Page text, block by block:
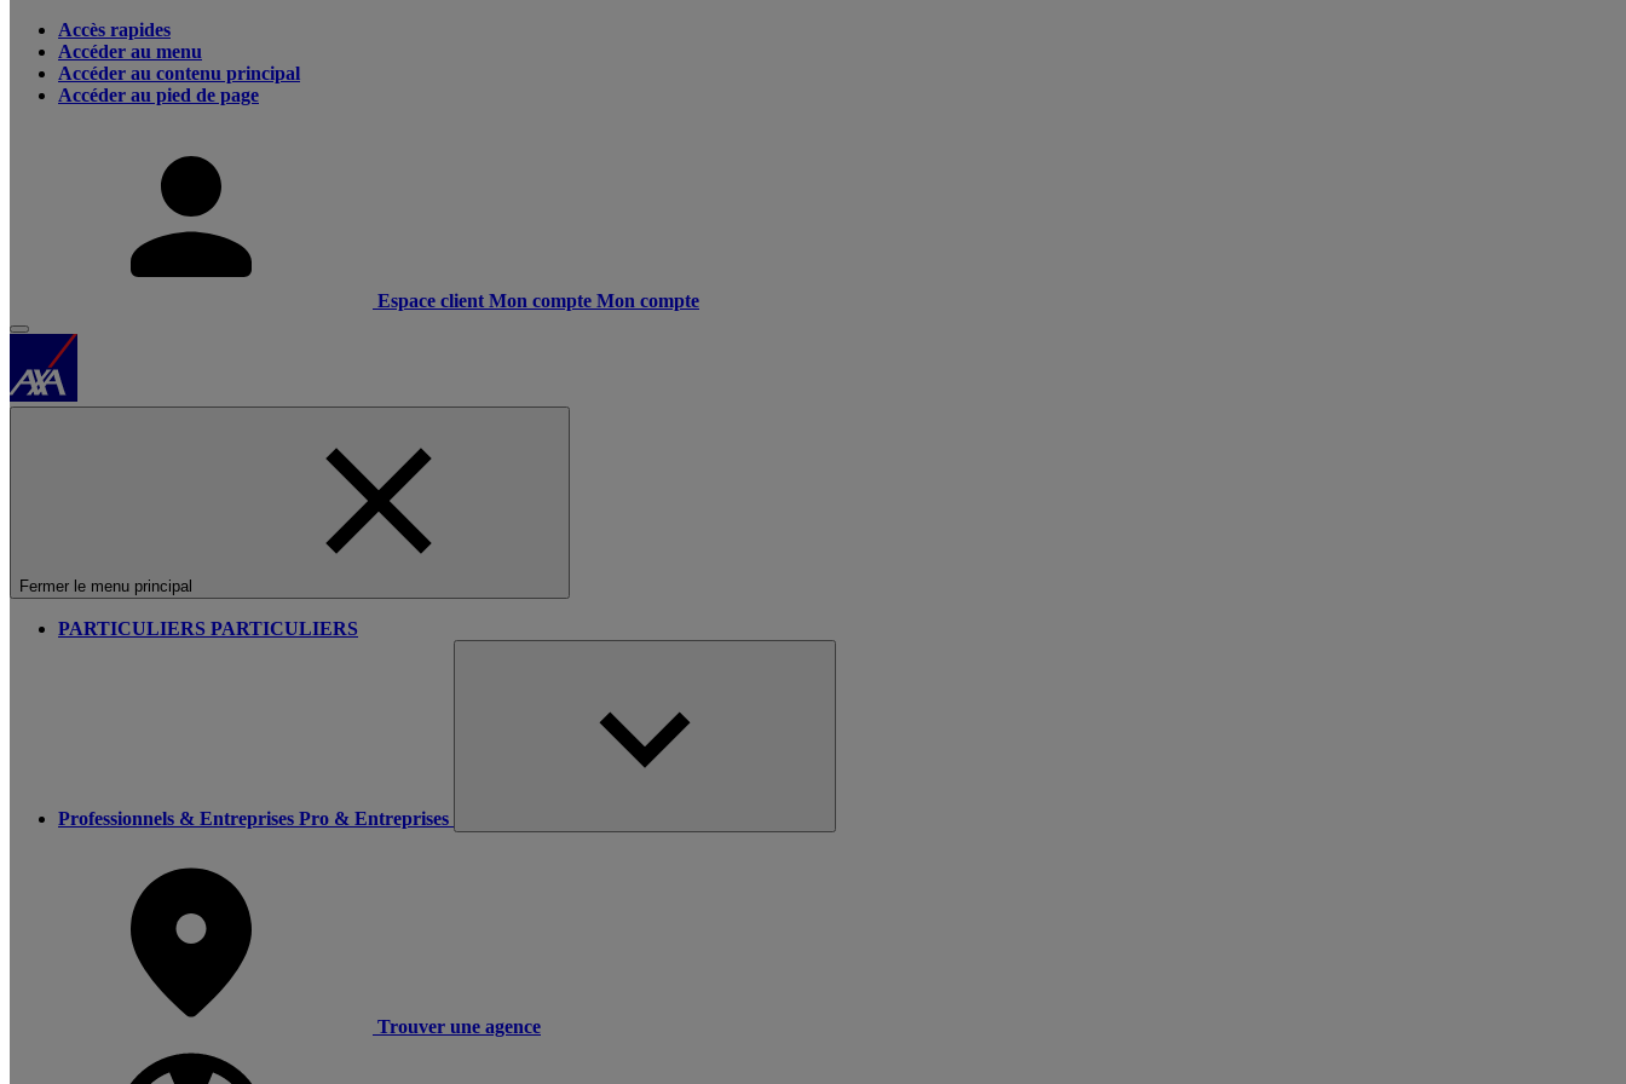
Accès rapides
Accéder au menu
Accéder au contenu principal
Accéder au pied de page
Espace client Mon compte Mon compte
Fermer le menu principal
PARTICULIERS PARTICULIERS
Professionnels & Entreprises Pro & Entreprises
Trouver une agence